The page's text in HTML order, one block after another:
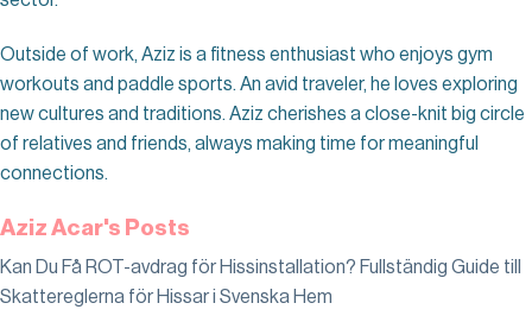
Outside of work, Aziz is a fitness enthusiast who enjoys gym
workouts and paddle sports. An avid traveler, he loves exploring
new cultures and traditions. Aziz cherishes a close-knit big circle
of relatives and friends, always making time for meaningful
connections.
Aziz Acar's Posts
Kan Du Få ROT-avdrag för Hissinstallation? Fullständig Guide till
Skattereglerna för Hissar i Svenska Hem